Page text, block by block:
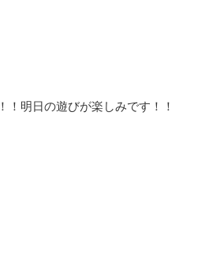
明日の遊びが楽しみです！！